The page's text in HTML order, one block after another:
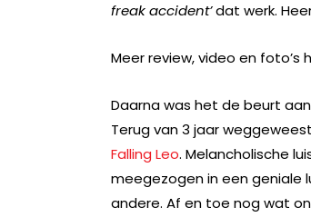
freak accident’dat werk.
Meer review, video en foto’s
Daarna was het de beurt
Terug van 3 jaar
Falling Leo. Melancholische
meegezogen in een geniale
andere. Af en toe nog wat